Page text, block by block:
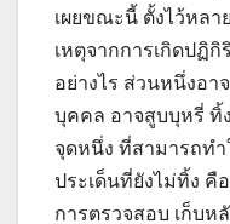
เผยขณะนี้ ตั้งไว้หลา
เหตุจากการเกิดปฏิกิ
อย่างไร ส่วนหนึ่งอา
บุคคล อาจสูบบุหรี่ ทิ้
จุดหนึ่ง ที่สามารถทำ
ประเด็นที่ยังไม่ทิ้ง คื
การตรวจสอบ เก็บห